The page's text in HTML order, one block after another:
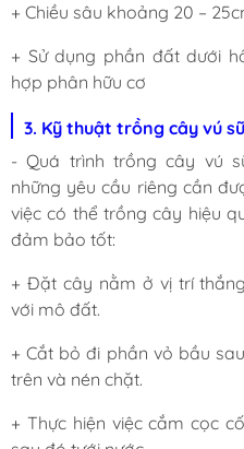
+ Chiều sâu khoảng 20 –
+ Sử dụng phần đất dưới
hợp phân hữu cơ
3. Kỹ thuật trồng cây vú
- Quá trình trồng cây vú
những yêu cầu riêng cần
việc có thể trồng cây hiệu
đảm bảo tốt:
+ Đặt cây nằm ở vị trí
với mô đất.
+ Cắt bỏ đi phần vỏ bầu
trên và nén chặt.
+ Thực hiện việc cắm cọc